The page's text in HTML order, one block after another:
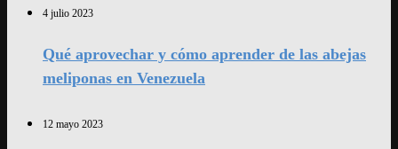
4 julio 2023
Qué aprovechar y cómo aprender de las abejas
meliponas en Venezuela
12 mayo 2023